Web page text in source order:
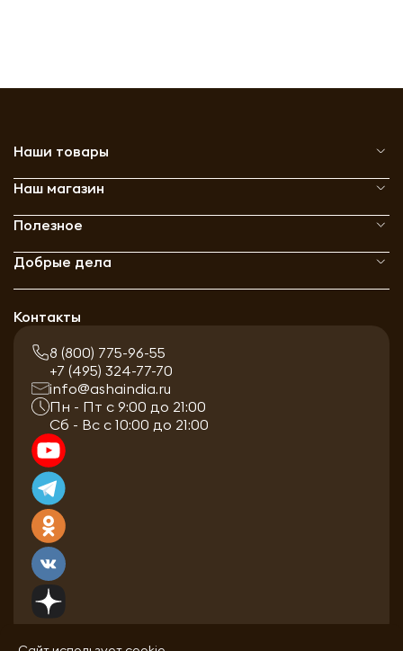
Наши товары
Наш магазин
Полезное
Добрые дела
Контакты
8 (800) 775-96-55
+7 (495) 324-77-70
info@ashaindia.ru
Пн - Пт с 9:00 до 21:00
Сб - Вс с 10:00 до 21:00